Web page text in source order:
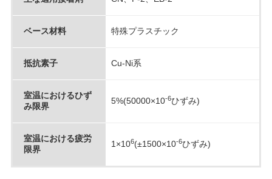
ベース材料 特殊プラスチック
抵抗素子 Cu-Ni系
室温におけるひず
み限界
5%(50000×10-6ひずみ)
室温における疲労
限界
1×106(±1500×10-6ひずみ)